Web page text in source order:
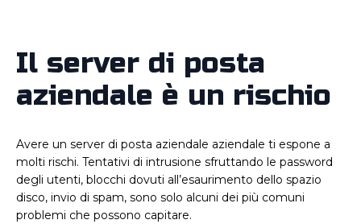
Il server di posta
aziendale è un rischio
Avere un server di posta aziendale aziendale ti espone a
molti rischi. Tentativi di intrusione sfruttando le password
degli utenti, blocchi dovuti all’esaurimento dello spazio
disco, invio di spam, sono solo alcuni dei più comuni
problemi che possono capitare.